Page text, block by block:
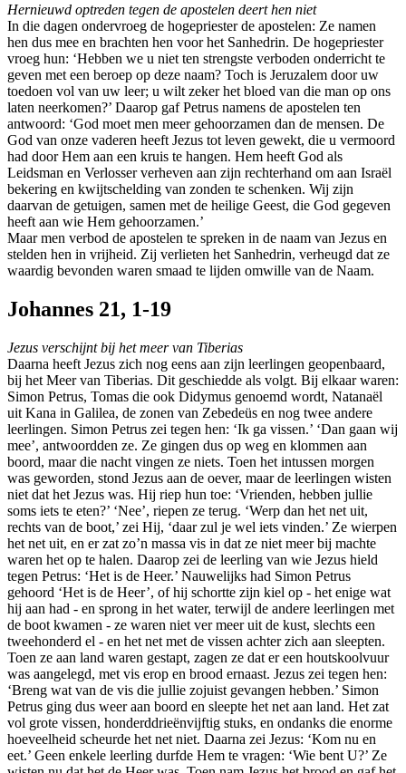
Hernieuwd optreden tegen de apostelen deert hen niet
In die dagen ondervroeg de hogepriester de apostelen: Ze namen
hen dus mee en brachten hen voor het Sanhedrin. De hogepriester
vroeg hun: ‘Hebben we u niet ten strengste verboden onderricht te
geven met een beroep op deze naam? Toch is Jeruzalem door uw
toedoen vol van uw leer; u wilt zeker het bloed van die man op ons
laten neerkomen?’ Daarop gaf Petrus namens de apostelen ten
antwoord: ‘God moet men meer gehoorzamen dan de mensen. De
God van onze vaderen heeft Jezus tot leven gewekt, die u vermoord
had door Hem aan een kruis te hangen. Hem heeft God als
Leidsman en Verlosser verheven aan zijn rechterhand om aan Israël
bekering en kwijtschelding van zonden te schenken. Wij zijn
daarvan de getuigen, samen met de heilige Geest, die God gegeven
heeft aan wie Hem gehoorzamen.’
Maar men verbod de apostelen te spreken in de naam van Jezus en
stelden hen in vrijheid. Zij verlieten het Sanhedrin, verheugd dat ze
waardig bevonden waren smaad te lijden omwille van de Naam.
Johannes 21, 1-19
Jezus verschijnt bij het meer van Tiberias
Daarna heeft Jezus zich nog eens aan zijn leerlingen geopenbaard,
bij het Meer van Tiberias. Dit geschiedde als volgt. Bij elkaar waren:
Simon Petrus, Tomas die ook Didymus genoemd wordt, Natanaël
uit Kana in Galilea, de zonen van Zebedeüs en nog twee andere
leerlingen. Simon Petrus zei tegen hen: ‘Ik ga vissen.’ ‘Dan gaan wij
mee’, antwoordden ze. Ze gingen dus op weg en klommen aan
boord, maar die nacht vingen ze niets. Toen het intussen morgen
was geworden, stond Jezus aan de oever, maar de leerlingen wisten
niet dat het Jezus was. Hij riep hun toe: ‘Vrienden, hebben jullie
soms iets te eten?’ ‘Nee’, riepen ze terug. ‘Werp dan het net uit,
rechts van de boot,’ zei Hij, ‘daar zul je wel iets vinden.’ Ze wierpen
het net uit, en er zat zo’n massa vis in dat ze niet meer bij machte
waren het op te halen. Daarop zei de leerling van wie Jezus hield
tegen Petrus: ‘Het is de Heer.’ Nauwelijks had Simon Petrus
gehoord ‘Het is de Heer’, of hij schortte zijn kiel op - het enige wat
hij aan had - en sprong in het water, terwijl de andere leerlingen met
de boot kwamen - ze waren niet ver meer uit de kust, slechts een
tweehonderd el - en het net met de vissen achter zich aan sleepten.
Toen ze aan land waren gestapt, zagen ze dat er een houtskoolvuur
was aangelegd, met vis erop en brood ernaast. Jezus zei tegen hen:
‘Breng wat van de vis die jullie zojuist gevangen hebben.’ Simon
Petrus ging dus weer aan boord en sleepte het net aan land. Het zat
vol grote vissen, honderddrieënvijftig stuks, en ondanks die enorme
hoeveelheid scheurde het net niet. Daarna zei Jezus: ‘Kom nu en
eet.’ Geen enkele leerling durfde Hem te vragen: ‘Wie bent U?’ Ze